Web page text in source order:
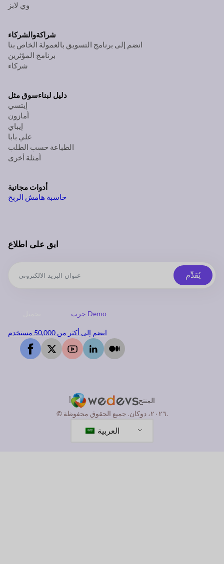
وي لابز
شراكةوالشركاء
انضم إلى برنامج التسويق بالعمولة الخاص بنا
برنامج المؤثرين
شركاء
دليل لبناءسوق مثل
إيتسي
أمازون
إيباي
علي بابا
الطباعة حسب الطلب
أمثلة أخرى
أدوات مجانية
حاسبة هامش الربح
ابق على اطلاع
يُقدِّم
جرب Demo
انضم إلى أكثر من 50,000 مستخدم
أ
المنتج
© ٢٠٢٦، دوكان. جميع الحقوق محفوظة.
العربية